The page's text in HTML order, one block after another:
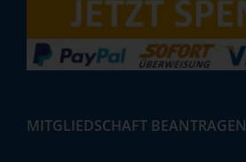
MITGLIEDSCHAFT BEANTRAGEN